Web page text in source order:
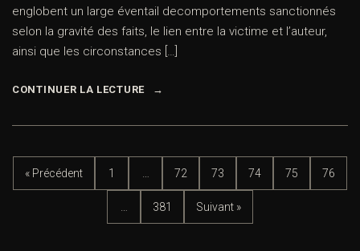
englobent un large éventail decomportements sanctionnés
selon la gravité des faits, le lien entre la victime et l’auteur,
ainsi que les circonstances […]
CONTINUER LA LECTURE
« Précédent 1 72 73 74 75 76
381 Suivant »